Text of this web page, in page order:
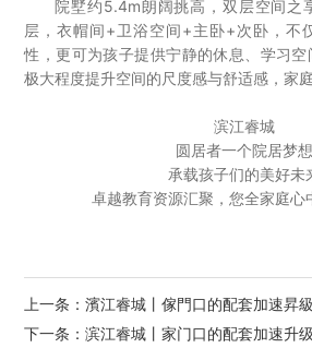
院墅约5.4m朗阔挑高，双层空间之
层，衣帽间+卫浴空间+主卧+次卧，不
性，更可为孩子提供宁静的休息、学习空
极大程度提升空间的尺度感与舒适感，家
滨江睿城
圆居者一个院居梦想
承载孩子们的美好未
卓越教育资源汇聚，您全家庭心
上一条：濱江睿城丨傢門口的配套加速昇
下一条：滨江睿城丨家门口的配套加速升